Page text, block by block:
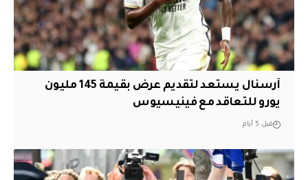
آرسنال يستعد لتقديم عرض بقيمة 145 مليون
يورو للتعاقد مع فينيسيوس
قبل 5 أيام